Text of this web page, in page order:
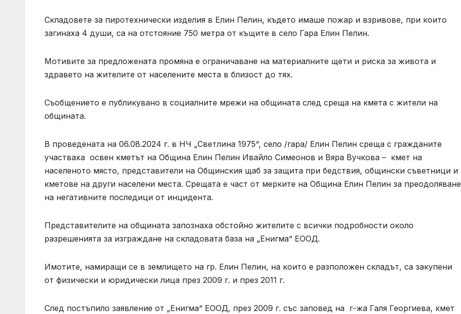
Складовете за пиротехнически изделия в Елин Пелин, където имаше пожар и взривове, при които
загинаха 4 души, са на отстояние 750 метра от къщите в село Гара Елин Пелин.
Мотивите за предложената промяна е ограничаване на материалните щети и риска за живота и
здравето на жителите от населените места в близост до тях.
Съобщението е публикувано в социалните мрежи на общината след среща на кмета с жители на
общината.
В проведената на 06.08.2024 г. в НЧ „Светлина 1975“, село /гара/ Елин Пелин среща с гражданите
участваха освен кметът на Община Елин Пелин Ивайло Симеонов и Вяра Вучкова – кмет на
населеното място, представители на Общинския щаб за защита при бедствия, общински съветници и
кметове на други населени места. Срещата е част от мерките на Община Елин Пелин за преодоляване
на негативните последици от инцидента.
Представителите на общината запознаха обстойно жителите с всички подробности около
разрешенията за изграждане на складовата база на „Енигма“ ЕООД.
Имотите, намиращи се в землището на гр. Елин Пелин, на които е разположен складът, са закупени
от физически и юридически лица през 2009 г. и през 2011 г.
След постъпило заявление от „Енигма“ ЕООД, през 2009 г. със заповед на г-жа Галя Георгиева, кмет